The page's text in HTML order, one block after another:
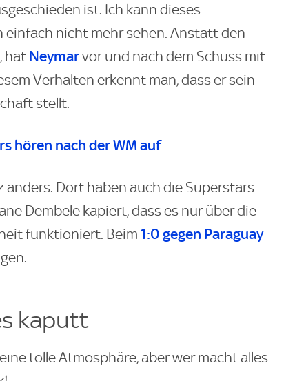
ist. Ich kann dieses
nicht mehr sehen. Anstatt den
hat Neymarvor und nach dem Schuss mit
Verhalten erkennt man, dass er sein
stellt.
hören nach der WM auf
anders. Dort haben auch die Superstars
Dembele kapiert, dass es nur über die
funktioniert. Beim 1:0 gegen Paraguay
kaputt
tolle Atmosphäre, aber wer macht alles